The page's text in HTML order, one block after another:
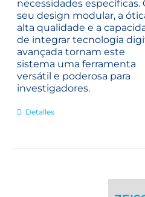
necessidades específicas.
seu design modular, a
alta qualidade e a
de integrar tecnologia
avançada tornam este
sistema uma ferramenta
versátil e poderosa para
investigadores.
Detalles